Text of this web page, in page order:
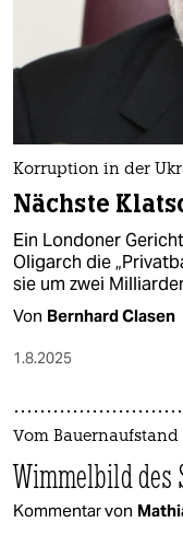
Korruption in der
Nächste
Ein Londoner
Oligarch die
sie um zwei
Von Bernhard Clasen
1.8.2025
Vom
Wimmelbild des
Kommentar von